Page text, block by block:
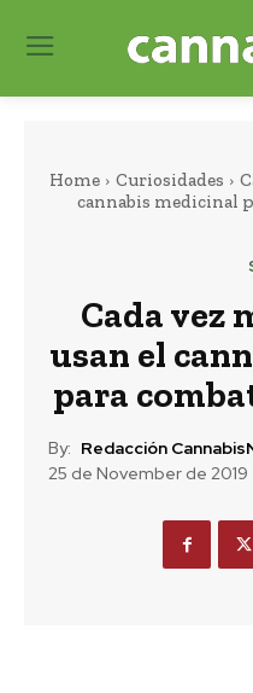
Home Curiosidades
cannabis medicinal
Cada vez
usan el
para
By: Redacción
25 de November de 2019